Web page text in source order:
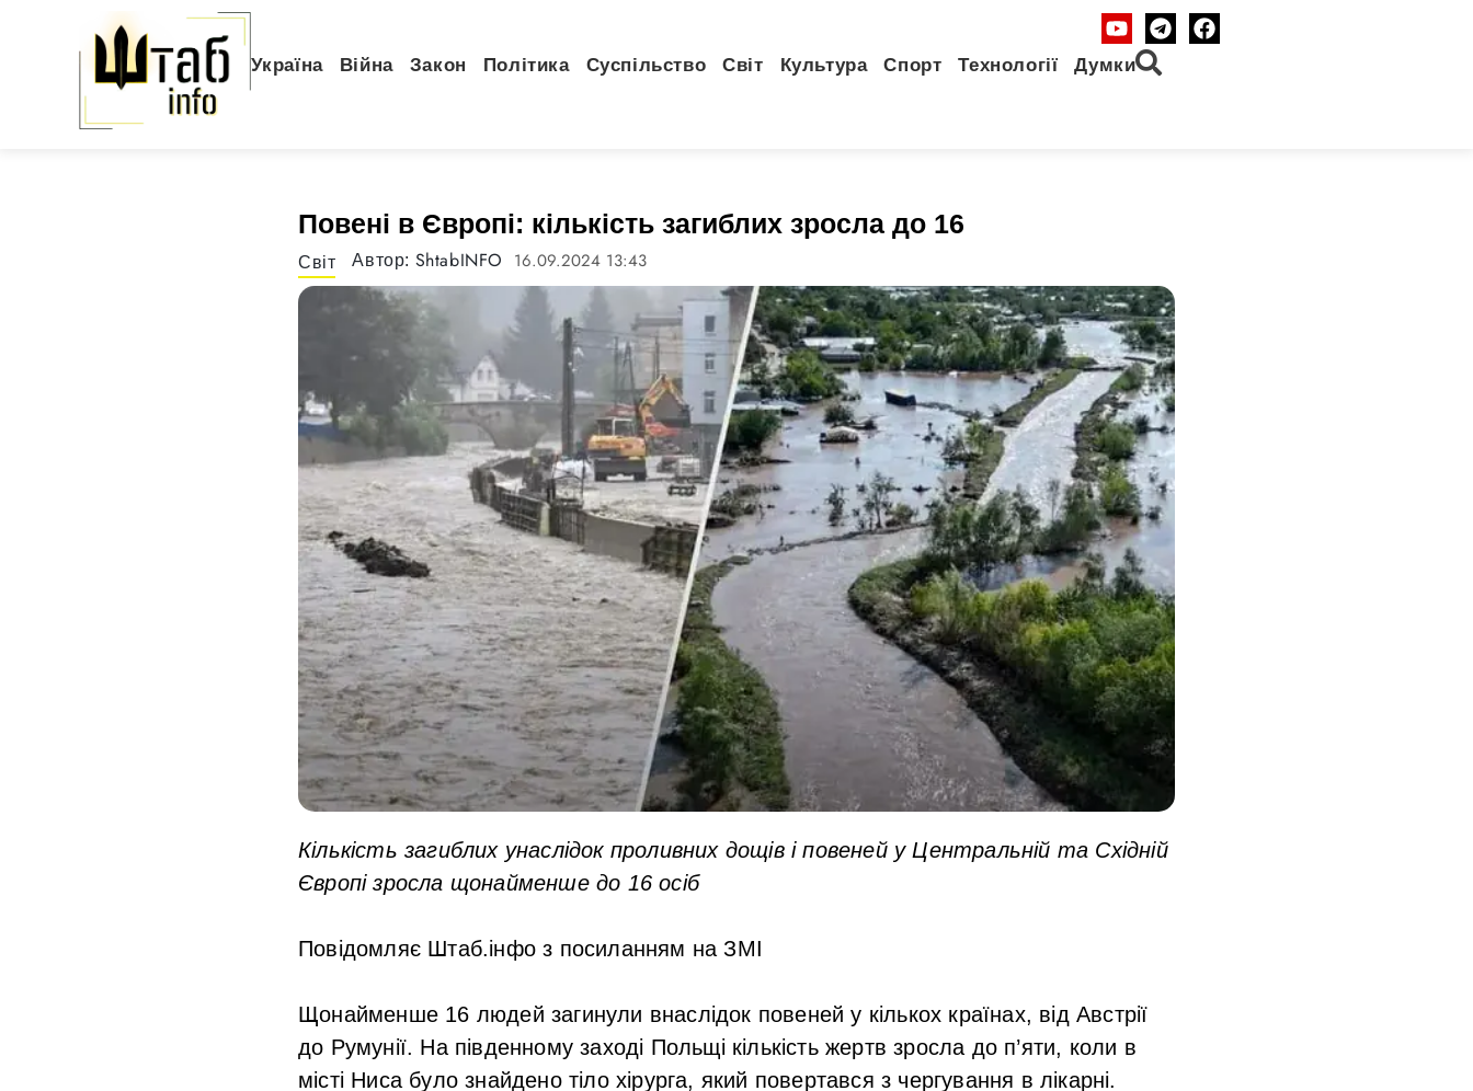
Україна Війна Закон Політика Суспільство Світ Культура Спорт Технології Думки
Повені в Європі: кількість загиблих зросла до 16
Світ Автор: ShtabINFO 16.09.2024 13:43
Кількість загиблих унаслідок проливних дощів і повеней у Центральній та Східній
Європі зросла щонайменше до 16 осіб
Повідомляє Штаб.інфо з посиланням на ЗМІ
Щонайменше 16 людей загинули внаслідок повеней у кількох країнах, від Австрії
до Румунії. На південному заході Польщі кількість жертв зросла до п’яти, коли в
місті Ниса було знайдено тіло хірурга, який повертався з чергування в лікарні.